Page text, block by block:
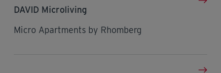
DAVID Microliving
Micro Apartments by Rhomberg